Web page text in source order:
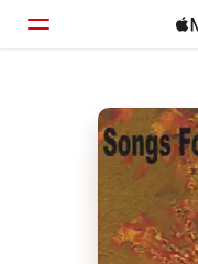
Inicio
Explorar